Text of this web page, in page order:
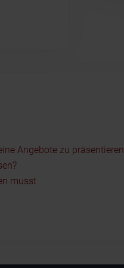
Angebote zu präsentieren
musst